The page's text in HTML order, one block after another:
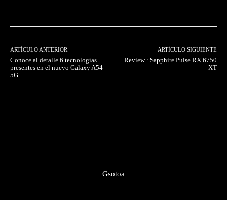
ARTÍCULO ANTERIOR
Conoce al detalle 6 tecnologías
presentes en el nuevo Galaxy A54
5G
ARTÍCULO SIGUIENTE
Review : Sapphire Pulse RX 6750
XT
Gsotoa